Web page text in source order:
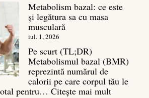
Metabolism bazal: ce este
și legătura sa cu masa
musculară
iul. 1, 2026
Pe scurt (TL;DR)
Metabolismul bazal (BMR)
reprezintă numărul de
calorii pe care corpul tău le
pentru… Citește mai mult: